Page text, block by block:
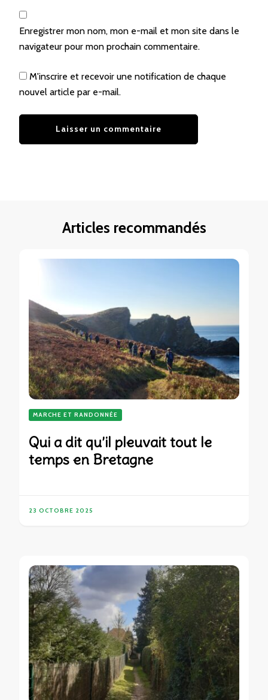
Enregistrer mon nom, mon e-mail et mon site dans le
navigateur pour mon prochain commentaire.
M'inscrire et recevoir une notification de chaque
nouvel article par e-mail.
Articles recommandés
MARCHE ET RANDONNÉE
Qui a dit qu’il pleuvait tout le
temps en Bretagne
23 OCTOBRE 2025